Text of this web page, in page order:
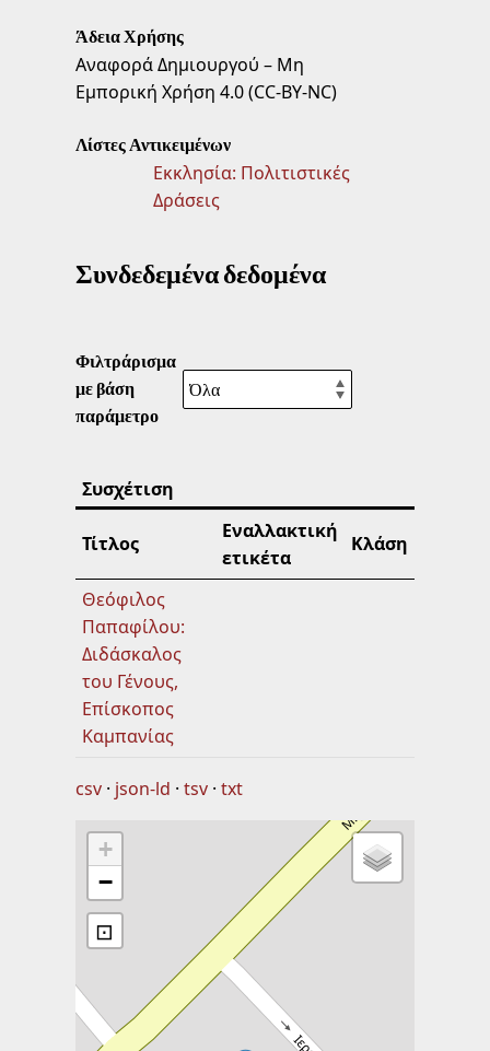
Άδεια Χρήσης
Αναφορά Δημιουργού – Μη
Εμπορική Χρήση 4.0 (CC-BY-NC)
Λίστες Αντικειμένων
Εκκλησία: Πολιτιστικές
Δράσεις
Συνδεδεμένα δεδομένα
Φιλτράρισμα
με βάση
παράμετρο
Συσχέτιση
Τίτλος
Εναλλακτική
ετικέτα
Κλάση
Θεόφιλος
Παπαφίλου:
Διδάσκαλος
του Γένους,
Επίσκοπος
Καμπανίας
csv json-ld tsv txt
+
−
⊡